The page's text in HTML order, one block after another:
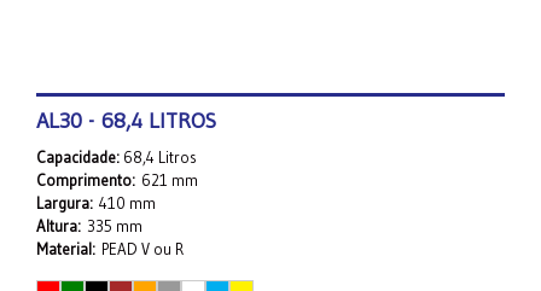
AL30 - 68,4 LITROS
Capacidade: 68,4 Litros
Comprimento: 621 mm
Largura: 410 mm
Altura: 335 mm
Material: PEAD V ou R